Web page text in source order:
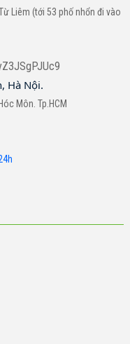
Liêm (tới 53 phố nhổn đi vào
Hà Nội.
Môn. Tp.HCM